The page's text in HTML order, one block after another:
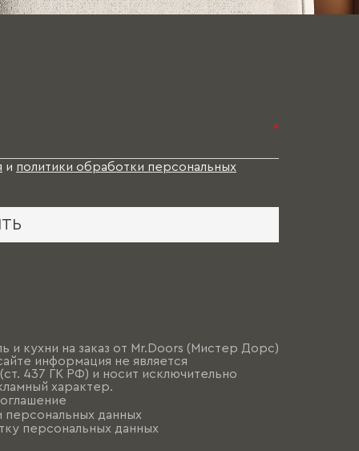
*
и политики обработки персональных
и кухни на заказ от Mr.Doors (Мистер Дорс)
информация не является
437 ГК РФ) и носит исключительно
характер.
персональных данных
персональных данных